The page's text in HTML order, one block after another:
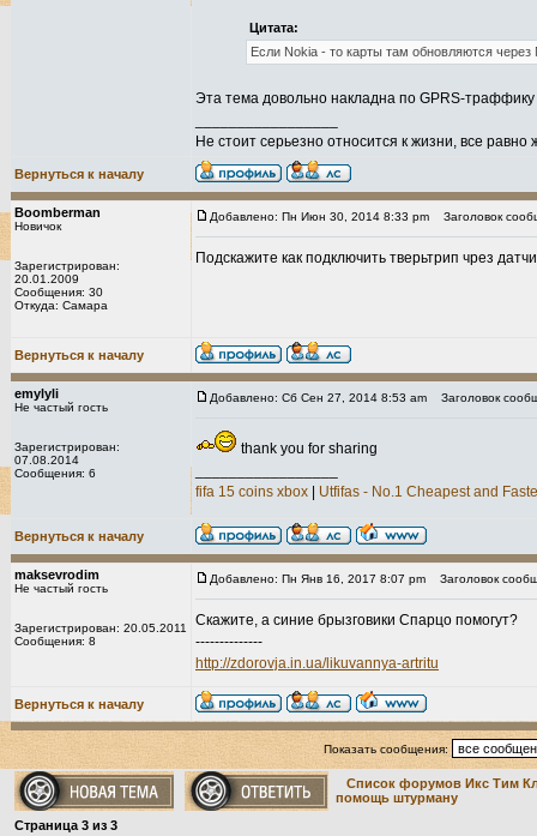
Цитата:
Если Nokia - то карты там обновляются через
Эта тема довольно накладна по GPRS-траффику
Не стоит серьезно относится к жизни, все
Вернуться к началу
Boomberman
Новичок
Зарегистрирован:
20.01.2009
Сообщения: 30
Откуда: Самара
Добавлено: Пн Июн 30, 2014 8:33 pm Заголовок
Подскажите как подключить тверьтрип чрез
Вернуться к началу
emylyli
Не частый гость
Зарегистрирован:
07.08.2014
Сообщения: 6
Добавлено: Сб Сен 27, 2014 8:53 am Заголовок
thank you for sharing
fifa 15 coins xbox
Utfifas - No.1 Cheapest and
Вернуться к началу
maksevrodim
Не частый гость
Зарегистрирован: 20.05.2011
Сообщения: 8
Добавлено: Пн Янв 16, 2017 8:07 pm Заголовок
Скажите, а синие брызговики Спарцо помогут?
--------------
http://zdorovja.in.ua/likuvannya-artritu
Вернуться к началу
Показать сообщения:
Список форумов Икс Тим
помощь штурману
Страница 3 из 3